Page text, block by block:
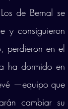
de Bernal se
y consiguieron
ha dormido en
—equipo que
cambiar su